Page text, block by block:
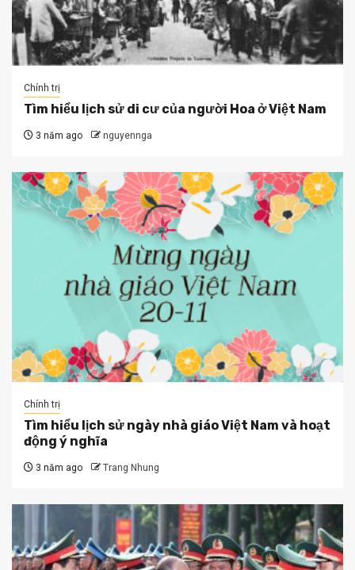
Chính trị
Tìm hiểu lịch sử di cư của người Hoa ở Việt Nam
3 năm ago nguyennga
Chính trị
Tìm hiểu lịch sử ngày nhà giáo Việt Nam và hoạt
động ý nghĩa
3 năm ago Trang Nhung